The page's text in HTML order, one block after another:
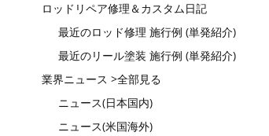
ロッドリペア修理＆カスタム日記
最近のロッド修理 施行例 (単発紹介)
最近のリール塗装 施行例 (単発紹介)
業界ニュース >全部見る
ニュース(日本国内)
ニュース(米国海外)